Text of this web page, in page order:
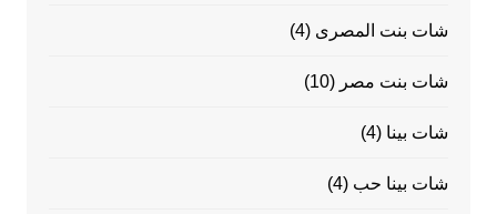
شات بنت المصرى (4)
شات بنت مصر (10)
شات بينا (4)
شات بينا حب (4)